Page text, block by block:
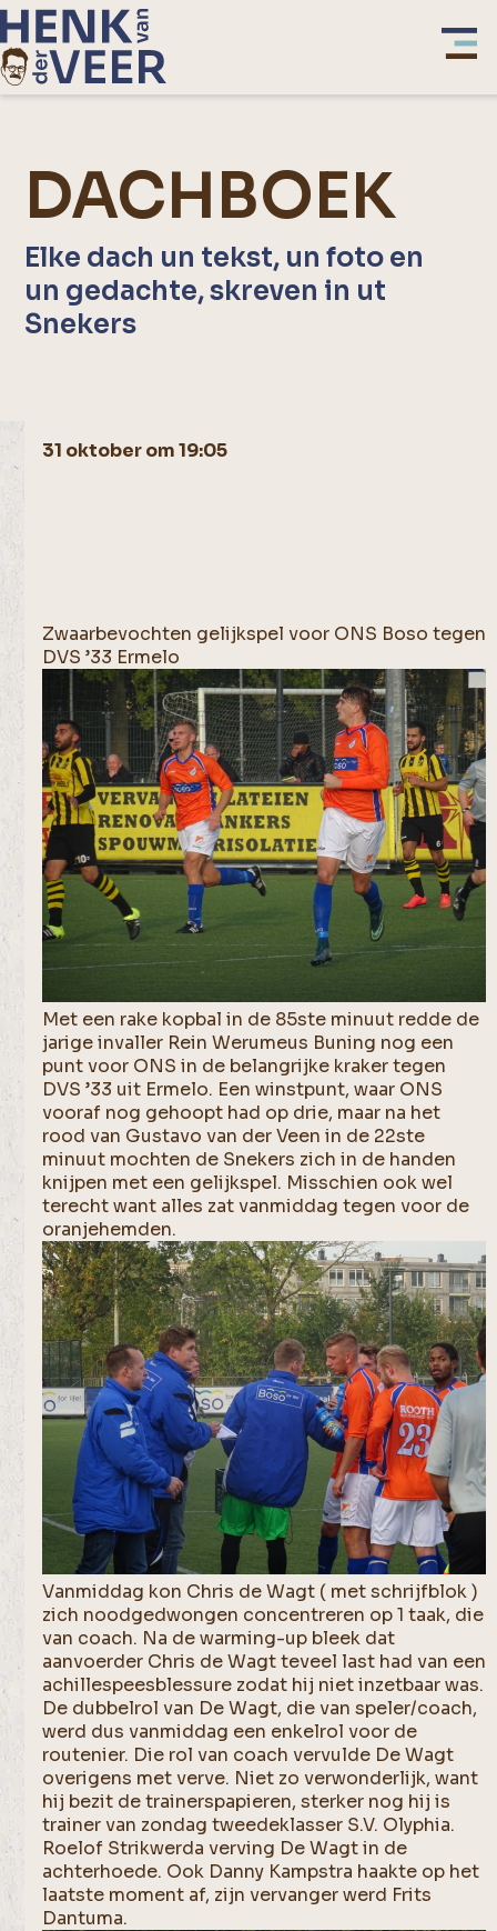
DACHBOEK
Elke dach un tekst, un foto en
un gedachte, skreven in ut
Snekers
31 oktober om 19:05
Zwaarbevochten gelijkspel voor ONS Boso tegen
DVS ’33 Ermelo
Met een rake kopbal in de 85ste minuut redde de
jarige invaller Rein Werumeus Buning nog een
punt voor ONS in de belangrijke kraker tegen
DVS ’33 uit Ermelo. Een winstpunt, waar ONS
vooraf nog gehoopt had op drie, maar na het
rood van Gustavo van der Veen in de 22ste
minuut mochten de Snekers zich in de handen
knijpen met een gelijkspel. Misschien ook wel
terecht want alles zat vanmiddag tegen voor de
oranjehemden.
Vanmiddag kon Chris de Wagt ( met schrijfblok )
zich noodgedwongen concentreren op 1 taak, die
van coach. Na de warming-up bleek dat
aanvoerder Chris de Wagt teveel last had van een
achillespeesblessure zodat hij niet inzetbaar was.
De dubbelrol van De Wagt, die van speler/coach,
werd dus vanmiddag een enkelrol voor de
routenier. Die rol van coach vervulde De Wagt
overigens met verve. Niet zo verwonderlijk, want
hij bezit de trainerspapieren, sterker nog hij is
trainer van zondag tweedeklasser S.V. Olyphia.
Roelof Strikwerda verving De Wagt in de
achterhoede. Ook Danny Kampstra haakte op het
laatste moment af, zijn vervanger werd Frits
Dantuma.